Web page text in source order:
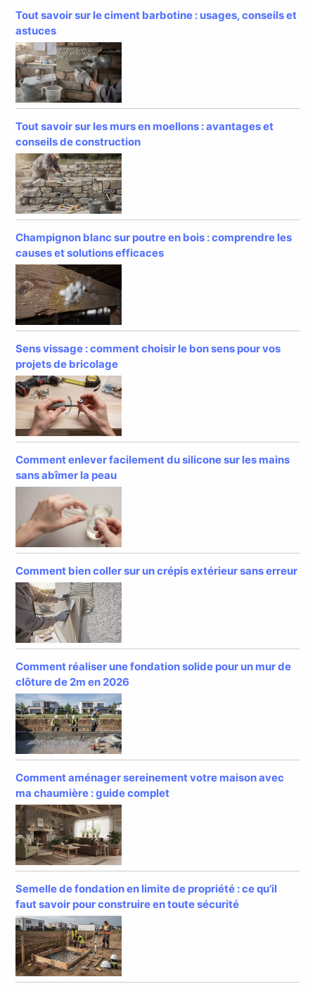
Tout savoir sur le ciment barbotine : usages, conseils et
astuces
Tout savoir sur les murs en moellons : avantages et
conseils de construction
Champignon blanc sur poutre en bois : comprendre les
causes et solutions efficaces
Sens vissage : comment choisir le bon sens pour vos
projets de bricolage
Comment enlever facilement du silicone sur les mains
sans abîmer la peau
Comment bien coller sur un crépis extérieur sans erreur
Comment réaliser une fondation solide pour un mur de
clôture de 2m en 2026
Comment aménager sereinement votre maison avec
ma chaumière : guide complet
Semelle de fondation en limite de propriété : ce qu’il
faut savoir pour construire en toute sécurité